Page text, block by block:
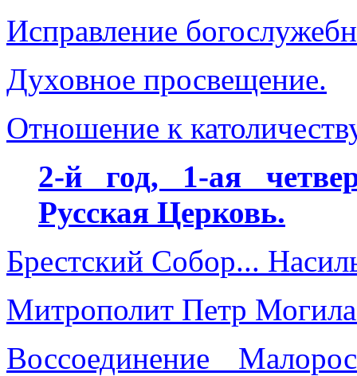
Исправление
Духовное просвещение.
Отношение к
2-й год, 1-ая
Русская Церковь.
Брестский Собор...
Митрополит Петр
Воссоединение